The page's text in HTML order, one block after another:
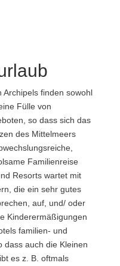
Archipels finden sowohl
Fülle von
so dass sich das
des Mittelmeers
Familienreise
Resorts wartet mit
die ein sehr gutes
auf, und/ oder
Kinderermäßigungen
familien- und
dass auch die Kleinen
es z. B. oftmals